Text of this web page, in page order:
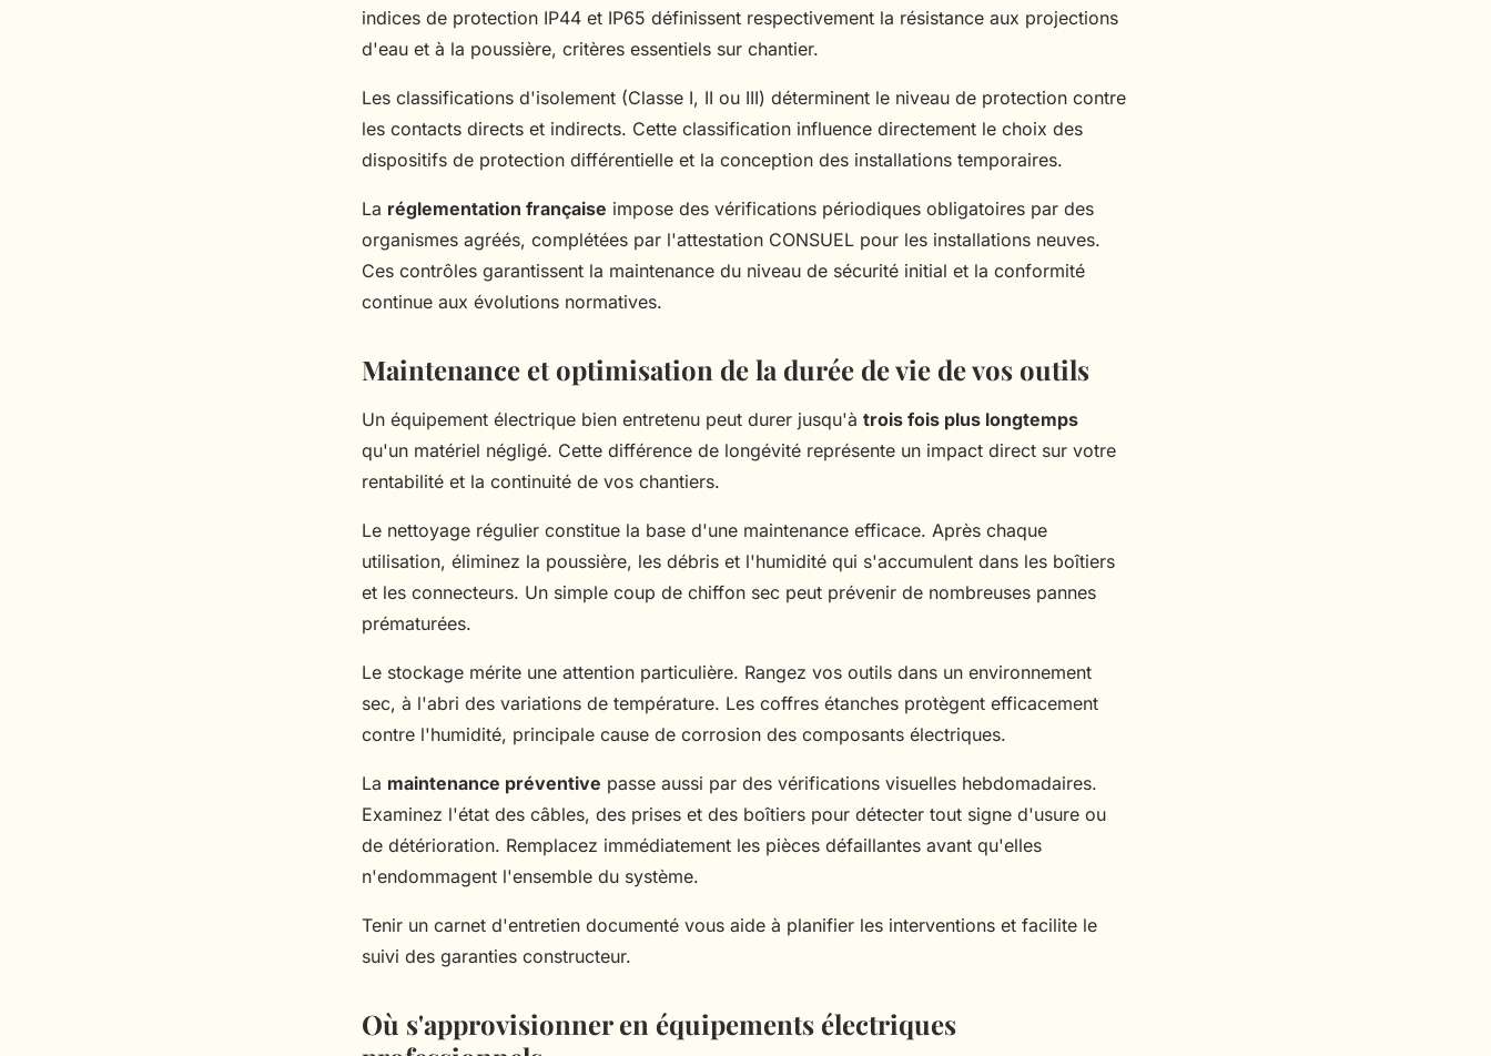
indices de protection IP44 et IP65 définissent respectivement la résistance aux projections
d'eau et à la poussière, critères essentiels sur chantier.
Les classifications d'isolement (Classe I, II ou III) déterminent le niveau de protection contre
les contacts directs et indirects. Cette classification influence directement le choix des
dispositifs de protection différentielle et la conception des installations temporaires.
La réglementation française impose des vérifications périodiques obligatoires par des
organismes agréés, complétées par l'attestation CONSUEL pour les installations neuves.
Ces contrôles garantissent la maintenance du niveau de sécurité initial et la conformité
continue aux évolutions normatives.
Maintenance et optimisation de la durée de vie de vos outils
Un équipement électrique bien entretenu peut durer jusqu'à trois fois plus longtemps
qu'un matériel négligé. Cette différence de longévité représente un impact direct sur votre
rentabilité et la continuité de vos chantiers.
Le nettoyage régulier constitue la base d'une maintenance efficace. Après chaque
utilisation, éliminez la poussière, les débris et l'humidité qui s'accumulent dans les boîtiers
et les connecteurs. Un simple coup de chiffon sec peut prévenir de nombreuses pannes
prématurées.
Le stockage mérite une attention particulière. Rangez vos outils dans un environnement
sec, à l'abri des variations de température. Les coffres étanches protègent efficacement
contre l'humidité, principale cause de corrosion des composants électriques.
La maintenance préventive passe aussi par des vérifications visuelles hebdomadaires.
Examinez l'état des câbles, des prises et des boîtiers pour détecter tout signe d'usure ou
de détérioration. Remplacez immédiatement les pièces défaillantes avant qu'elles
n'endommagent l'ensemble du système.
Tenir un carnet d'entretien documenté vous aide à planifier les interventions et facilite le
suivi des garanties constructeur.
Où s'approvisionner en équipements électriques